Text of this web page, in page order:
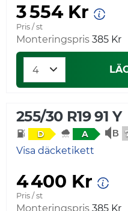
3 554 Kr
Pris / st
Monteringspris 385 Kr
255/30 R19 91 Y
D A
Visa däcketikett
4 400 Kr
Pris / st
Monteringspris 385 Kr